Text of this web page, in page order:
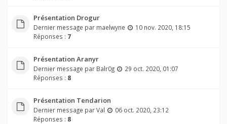
Présentation Drogur
Dernier message par maelwyne
10 nov. 2020, 18:15
Réponses : 7
Présentation Aranyr
Dernier message par Balr0g
29 oct. 2020, 01:07
Réponses : 8
Présentation Tendarion
Dernier message parVal
06 oct. 2020, 23:12
Réponses : 8